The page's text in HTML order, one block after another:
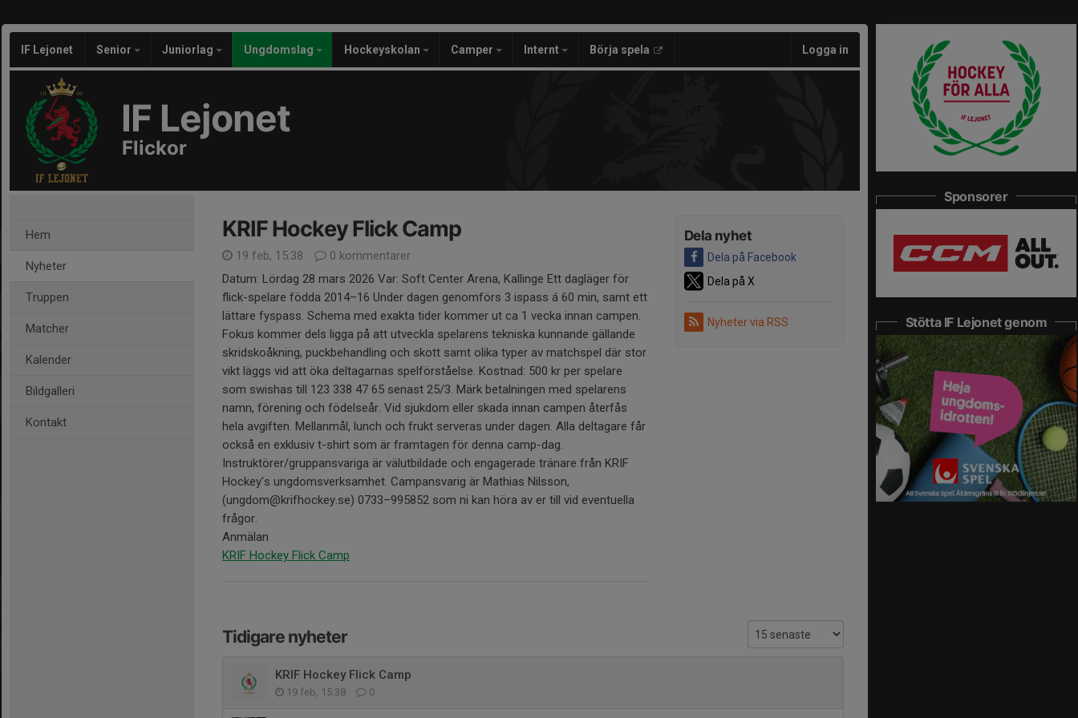
IF Lejonet Senior Juniorlag Ungdomslag Hockeyskolan Camper Internt Börja spela Logga in
IF Lejonet
Flickor
Hem
Nyheter
Truppen
Matcher
Kalender
Bildgalleri
Kontakt
Dela nyhet
Dela på Facebook
Dela på X
Nyheter via RSS
KRIF Hockey Flick Camp
19 feb, 15:38
0 kommentarer
Datum: Lördag 28 mars 2026 Var: Soft Center Arena, Kallinge Ett dagläger för
flick-spelare födda 2014–16 Under dagen genomförs 3 ispass á 60 min, samt ett
lättare fyspass. Schema med exakta tider kommer ut ca 1 vecka innan campen.
Fokus kommer dels ligga på att utveckla spelarens tekniska kunnande gällande
skridskoåkning, puckbehandling och skott samt olika typer av matchspel där stor
vikt läggs vid att öka deltagarnas spelförståelse. Kostnad: 500 kr per spelare
som swishas till 123 338 47 65 senast 25/3. Märk betalningen med spelarens
namn, förening och födelseår. Vid sjukdom eller skada innan campen återfås
hela avgiften. Mellanmål, lunch och frukt serveras under dagen. Alla deltagare får
också en exklusiv t-shirt som är framtagen för denna camp-dag.
Instruktörer/gruppansvariga är välutbildade och engagerade tränare från KRIF
Hockey's ungdomsverksamhet. Campansvarig är Mathias Nilsson,
(ungdom@krifhockey.se) 0733–995852 som ni kan höra av er till vid eventuella
frågor.
Anmälan
KRIF Hockey Flick Camp
Tidigare nyheter
KRIF Hockey Flick Camp
19 feb, 15:38 0
Sponsorer
Stötta IF Lejonet genom